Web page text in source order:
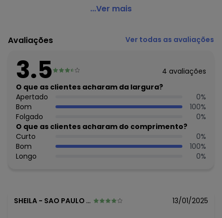
Hering - Pijama Masculino Curto Hering 7ata
Colecao : PV5H
...Ver mais
Avaliações Ver todas as avaliações
3.5 4 avaliações
O que as clientes acharam da largura?
Apertado
0%
Bom
100%
Folgado
0%
O que as clientes acharam do comprimento?
Curto
0%
Bom
100%
Longo
0%
SHEILA - SAO PAULO - SP 13/01/2025